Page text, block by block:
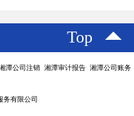
Top
潭公司注销 湘潭审计报告 湘潭公司账务
务有限公司